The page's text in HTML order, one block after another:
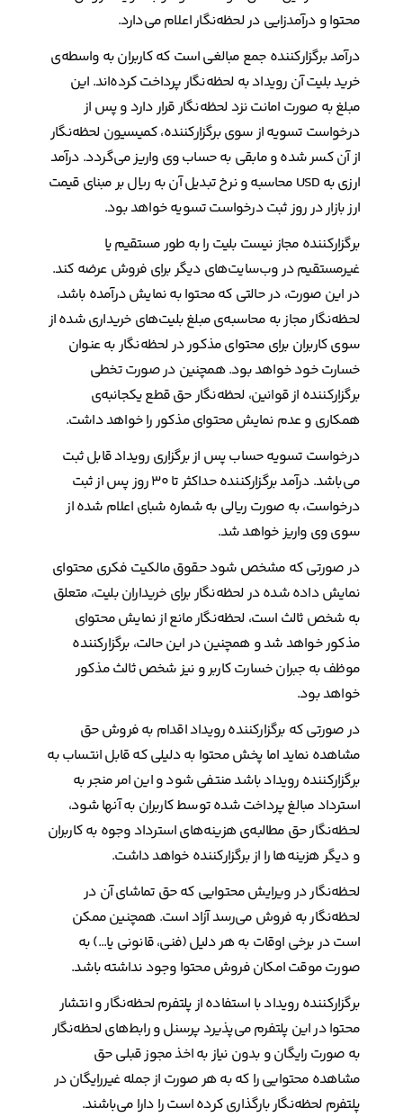
محتوا و درآمدزایی در لحظه‌نگار اعلام می‌دارد.
درآمد برگزارکننده جمع مبالغی است که کاربران به واسطه‌ی
خرید بلیت آن رویداد به لحظه‌نگار پرداخت کرده‌اند. این
مبلغ به صورت امانت نزد لحظه‌نگار قرار دارد و پس از
درخواست تسویه از سوی برگزارکننده، کمیسیون لحظه‌نگار
از آن کسر شده و مابقی به حساب وی واریز می‌گردد. درآمد
ارزی به USD محاسبه و نرخ تبدیل آن به ریال بر مبنای قیمت
ارز بازار در روز ثبت درخواست تسویه خواهد بود.
برگزارکننده مجاز نیست بلیت را به طور مستقیم یا
غیرمستقیم در وب‌سایت‌های دیگر برای فروش عرضه کند.
در این صورت، در حالتی که محتوا به نمایش درآمده باشد،
لحظه‌نگار مجاز به محاسبه‌ی مبلغ بلیت‌های خریداری شده از
سوی کاربران برای محتوای مذکور در لحظه‌نگار به عنوان
خسارت خود خواهد بود. همچنین در صورت تخطی
برگزارکننده از قوانین، لحظه‌نگار حق قطع یکجانبه‌ی
همکاری و عدم نمایش محتوای مذکور را خواهد داشت.
درخواست تسویه حساب پس از برگزاری رویداد قابل ثبت
می‌باشد. درآمد برگزارکننده حداکثر تا ۳۰ روز پس از ثبت
درخواست، به صورت ریالی به شماره شبای اعلام شده از
سوی وی واریز خواهد شد.
در صورتی که مشخص شود حقوق مالکیت فکری محتوای
نمایش داده شده در لحظه‌نگار برای خریداران بلیت، متعلق
به شخص ثالث است، لحظه‌نگار مانع از نمایش محتوای
مذکور خواهد شد و همچنین در این حالت، برگزارکننده
موظف به جبران خسارت کاربر و نیز شخص ثالث مذکور
خواهد بود.
در صورتی که برگزارکننده رویداد اقدام به فروش حق
مشاهده نماید اما پخش محتوا به دلیلی که قابل انتساب به
برگزارکننده رویداد باشد منتفی شود و این امر منجر به
استرداد مبالغ پرداخت شده توسط کاربران به آنها شود،
لحظه‌نگار حق مطالبه‌ی هزینه‌های استرداد وجوه به کاربران
و دیگر هزینه‌ها را از برگزارکننده خواهد داشت.
لحظه‌نگار در ویرایش محتوایی که حق تماشای آن در
لحظه‌نگار به فروش می‌رسد آزاد است. همچنین ممکن
است در برخی اوقات به هر دلیل (فنی، قانونی یا...) به
صورت موقت امکان فروش محتوا وجود نداشته باشد.
برگزارکننده رویداد با استفاده از پلتفرم لحظه‌نگار و انتشار
محتوا در این پلتفرم می‌پذیرد پرسنل و رابط‌های لحظه‌نگار
به صورت رایگان و بدون نیاز به اخذ مجوز قبلی حق
مشاهده محتوایی را که به هر صورت از جمله غیررایگان در
پلتفرم لحظه‌نگار بارگذاری کرده است را دارا می‌باشند.